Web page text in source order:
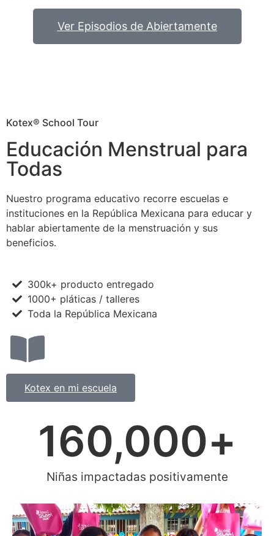
Ver Episodios de Abiertamente
Kotex® School Tour
Educación Menstrual para
Todas
Nuestro programa educativo recorre escuelas e
instituciones en la República Mexicana para educar y
hablar abiertamente de la menstruación y sus
beneficios.
300k+ producto entregado
1000+ pláticas / talleres
Toda la República Mexicana
Kotex en mi escuela
Niñas impactadas positivamente
160,000+